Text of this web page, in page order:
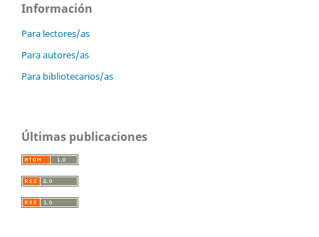
Información
Para lectores/as
Para autores/as
Para bibliotecarios/as
Últimas publicaciones